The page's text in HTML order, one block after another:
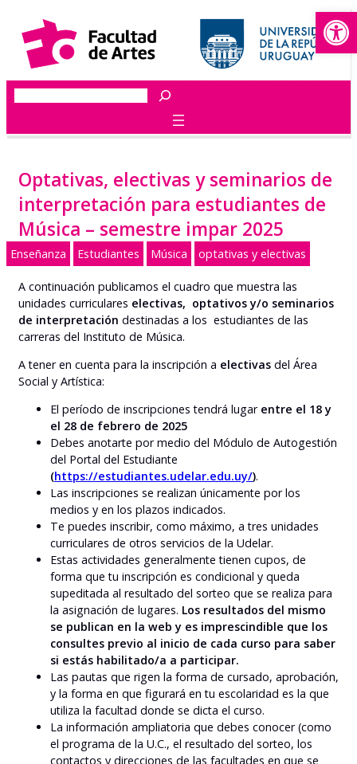
contenido
Buscar
Optativas, electivas y seminarios de
interpretación para estudiantes de
Música – semestre impar 2025
Enseñanza Estudiantes Música optativas y electivas
A continuación publicamos el cuadro que muestra las
unidades curriculares electivas, optativos y/o seminarios
de interpretación destinadas a los estudiantes de las
carreras del Instituto de Música.
A tener en cuenta para la inscripción a electivas del Área
Social y Artística:
El período de inscripciones tendrá lugar entre el 18 y
el 28 de febrero de 2025
Debes anotarte por medio del Módulo de Autogestión
del Portal del Estudiante
(https://estudiantes.udelar.edu.uy/).
Las inscripciones se realizan únicamente por los
medios y en los plazos indicados.
Te puedes inscribir, como máximo, a tres unidades
curriculares de otros servicios de la Udelar.
Estas actividades generalmente tienen cupos, de
forma que tu inscripción es condicional y queda
supeditada al resultado del sorteo que se realiza para
la asignación de lugares. Los resultados del mismo
se publican en la web y es imprescindible que los
consultes previo al inicio de cada curso para saber
si estás habilitado/a a participar.
Las pautas que rigen la forma de cursado, aprobación,
y la forma en que figurará en tu escolaridad es la que
utiliza la facultad donde se dicta el curso.
La información ampliatoria que debes conocer (como
el programa de la U.C., el resultado del sorteo, los
contactos y direcciones de las facultades en que se